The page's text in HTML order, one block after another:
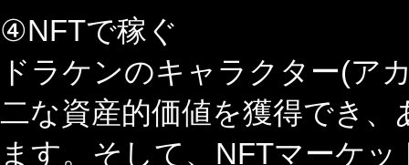
④NFTで稼ぐ
ドラケンのキャラクター(ア
二な資産的価値を獲得でき
ます。そして、NFTマーケ